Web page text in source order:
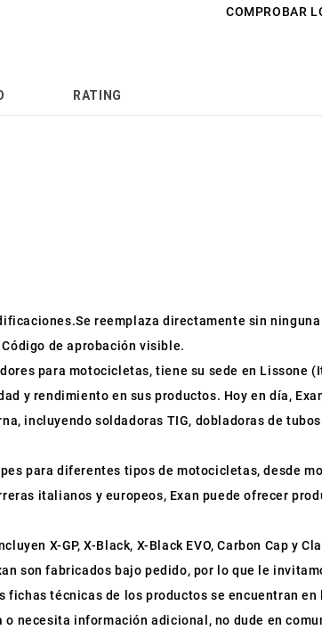
COMPROBAR
RATING
reemplaza directamente sin
de aprobación visible.
para motocicletas, tiene su sede en Lissone
y rendimiento en sus productos. Hoy en día,
incluyendo soldadoras TIG, dobladoras de
para diferentes tipos de motocicletas, desde
italianos y europeos, Exan puede ofrecer
X-GP, X-Black, X-Black EVO, Carbon Cap y
son fabricados bajo pedido, por lo que le
fichas técnicas de los productos se encuentran
necesita información adicional, no dude en